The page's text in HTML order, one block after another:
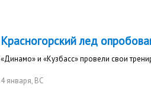
Красногорский лед
«Динамо» и «Кузбасс» провели свои
4 января, ВС